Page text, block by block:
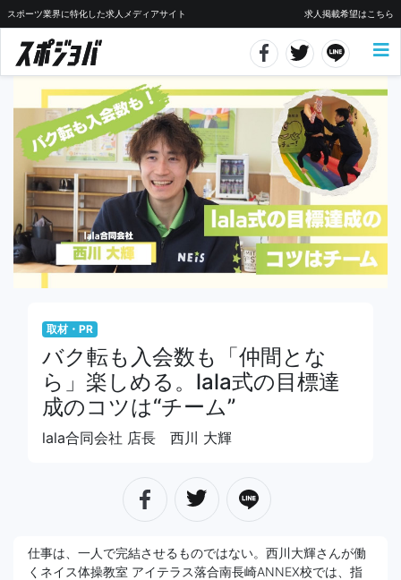
スポーツ業界に特化した求人メディアサイト 求人掲載希望はこちら
取材・PR
バク転も入会数も「仲間とな
ら」楽しめる。lala式の目標達
成のコツは“チーム”
lala合同会社 店長 西川 大輝
仕事は、一人で完結させるものではない。西川大輝さんが働
くネイス体操教室 アイテラス落合南長崎ANNEX校では、指